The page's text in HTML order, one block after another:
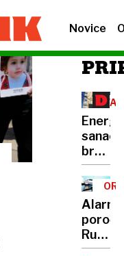
Novice
brez
so
Rusija
tik